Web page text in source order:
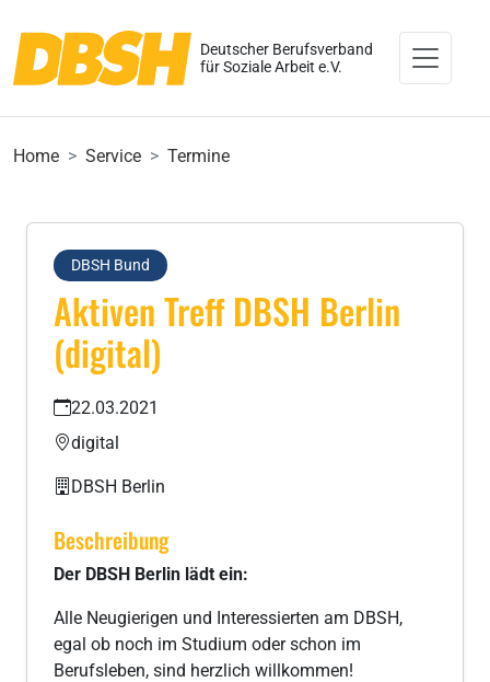
Deutscher Berufsverband
für Soziale Arbeit e.V.
Home Service Termine
DBSH Bund
Aktiven Treff DBSH Berlin
(digital)
22.03.2021
digital
DBSH Berlin
Beschreibung
Der DBSH Berlin lädt ein:
Alle Neugierigen und Interessierten am DBSH,
egal ob noch im Studium oder schon im
Berufsleben, sind herzlich willkommen!